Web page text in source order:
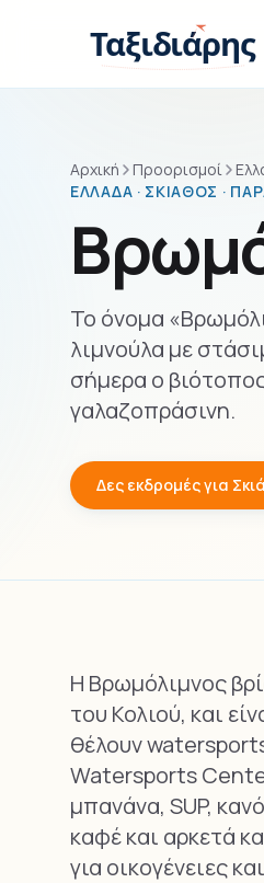
Ταξιδιάρης
Αρχική Προορισμοί
ΕΛΛΆΔΑ · ΣΚΙΆΘΟΣ ·
Το όνομα
λιμνούλα με
σήμερα ο
γαλαζοπράσινη.
Δες εκδρομές για
Η Βρωμόλιμνος
του Κολιού, και
θέλουν
Watersports
μπανάνα, SUP,
καφέ και αρκετά
για οικογένειες